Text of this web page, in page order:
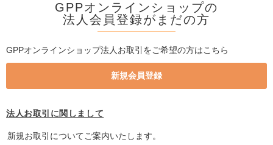
GPPオンラインショップの
法人会員登録がまだの方
GPPオンラインショップ法人お取引をご希望の方はこちら
法人お取引に関しまして
新規お取引についてご案内いたします。